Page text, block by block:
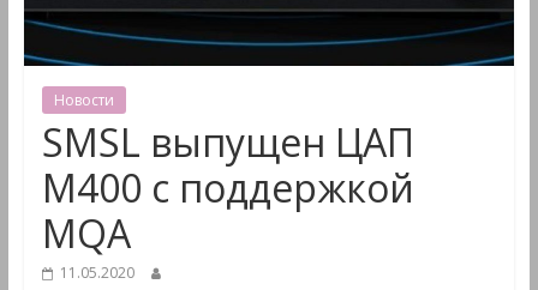
&
Мультимедиа
Новости
SMSL выпущен ЦАП
M400 с поддержкой
MQA
11.05.2020